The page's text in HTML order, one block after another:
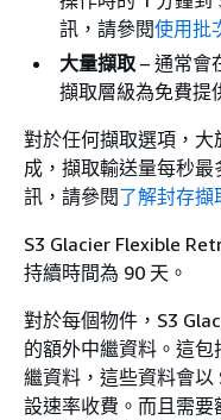
訊，請參閱使用批
大量擷取 – 通常會
擷取層級為免費提
對於任何擷取選項，
成，擷取輸送量每秒最
訊，請參閱了解封存擷
S3 Glacier Flexible
持續時間為 90 天。
對於每個物件，S3
的額外中繼資料。這包
繼資料，這些資料會
設速率收費。而且需要